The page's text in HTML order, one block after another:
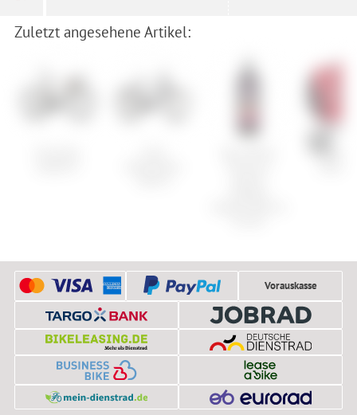
Zuletzt angesehene Artikel:
Vorauskasse